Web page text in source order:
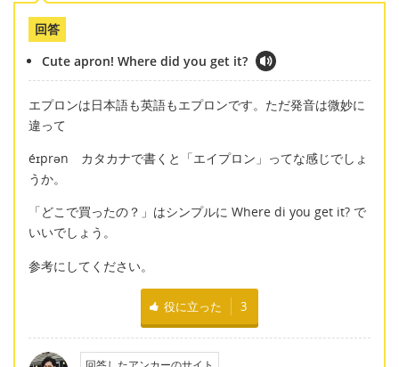
回答
Cute apron! Where did you get it?
エプロンは日本語も英語もエプロンです。ただ発音は微妙に
違って
éɪprən カタカナで書くと「エイプロン」ってな感じでしょ
うか。
「どこで買ったの？」はシンプルに Where di you get it? で
いいでしょう。
参考にしてください。
役に立った 3